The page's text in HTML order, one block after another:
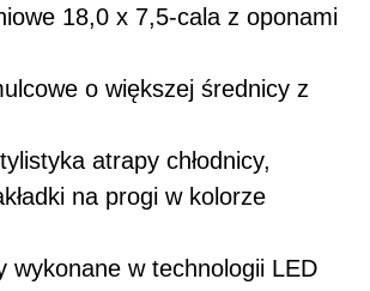
18,0 x 7,5-cala z oponami
o większej średnicy z
atrapy chłodnicy,
na progi w kolorze
w technologii LED